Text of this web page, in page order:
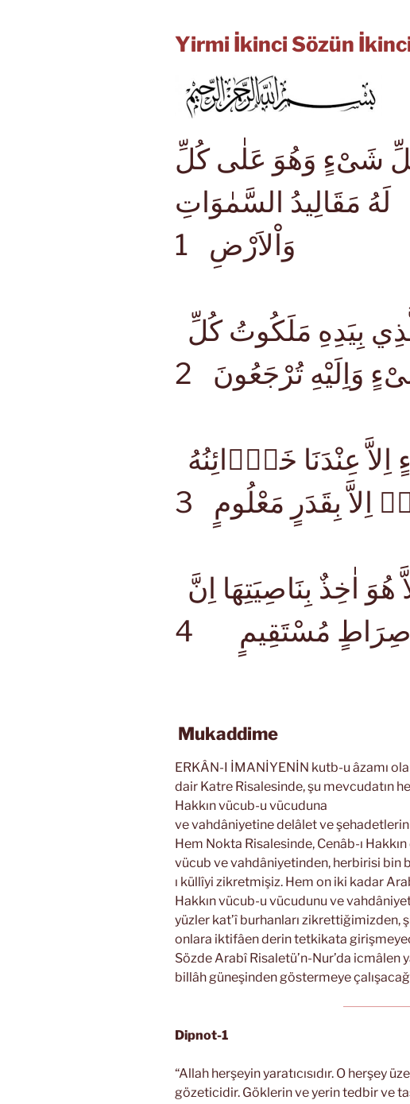
Yirmi İkinci Sözün
شَىْءٍ وَهُوَ عَلٰى كُلِّ
مَقَالِيدُ السَّمٰوَاتِ
وَاْلاَرْضِ
وَاِلَيْهِ تُرْجَعُونَ
اِلاَّ بِقَدَرٍ مَعْلُومٍ
مُسْتَقِيمٍ
4
Mukaddime
ERKÂN-I İMANİYENİN kutb-u âzamı
dair Katre Risalesinde, şu mevcudatın
Hakkın vücub-u vücuduna
ve vahdâniyetine delâlet ve
Hem Nokta Risalesinde, Cenâb-ı
vücub ve vahdâniyetinden, herbirisi bin
ı küllîyi zikretmişiz. Hem on iki kadar
Hakkın vücub-u vücudunu ve
yüzler kat’î burhanları zikrettiğimizden,
onlara iktifâen derin tetkikata
Sözde Arabî Risaletü’n-Nur’da icmâlen
billâh güneşinden göstermeye
Dipnot-1
“Allah herşeyin yaratıcısıdır. O herşey
gözeticidir. Göklerin ve yerin tedbir ve